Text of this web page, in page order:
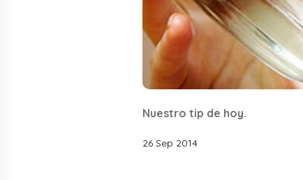
Nuestro tip de hoy.
26 Sep 2014